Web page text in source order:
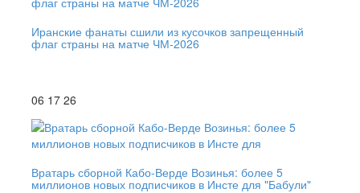
Иранские фанаты сшили из кусочков запрещенный
флаг страны на матче ЧМ-2026
06 17 26
Вратарь сборной Кабо-Верде Возинья: более 5
миллионов новых подписчиков в Инсте для "Бабули"